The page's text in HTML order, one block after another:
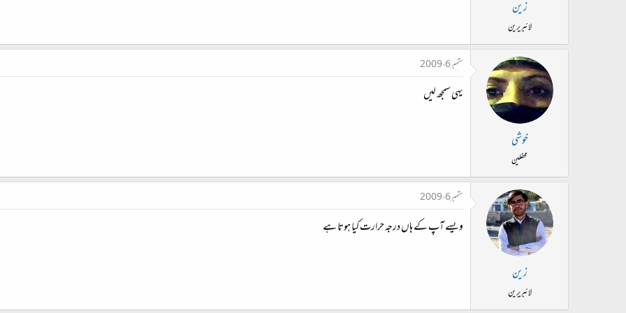
ا
ء
زین
لائبریرین
خوشی
محفلین
ستمبر 6، 2009
یہی سمجھ لیں
زین
لائبریرین
ستمبر 6، 2009
ویسے آپ کے ہاں درجہ حرارت کیا ہوتا ہے